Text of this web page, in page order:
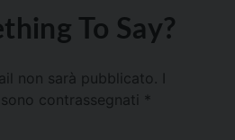
To Say?
non sarà pubblicato.
contrassegnati *